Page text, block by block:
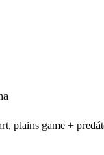
game +